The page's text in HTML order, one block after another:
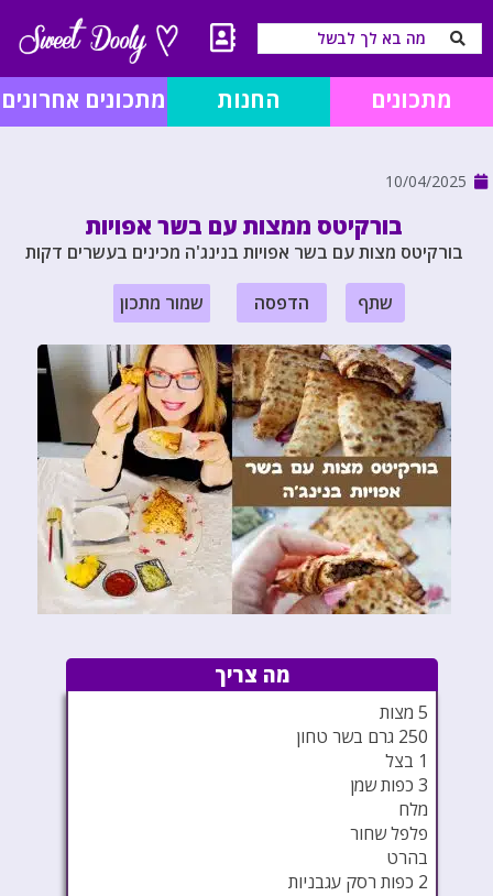
מתכונים החנות מתכונים אחרונים
10/04/2025
בורקיטס ממצות עם בשר אפויות
בורקיטס מצות עם בשר אפויות בנינג'ה מכינים בעשרים דקות
שתף הדפסה שמור מתכון
מה צריך
5 מצות
250 גרם בשר טחון
1 בצל
3 כפות שמן
מלח
פלפל שחור
בהרט
2 כפות רסק עגבניות